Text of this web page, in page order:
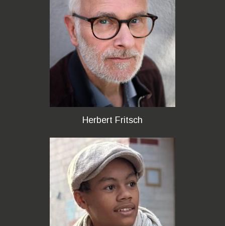
Herbert Fritsch